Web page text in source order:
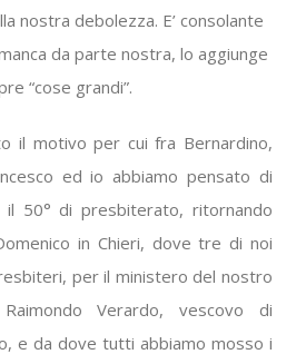
nostra debolezza. E’ consolante
da parte nostra, lo aggiunge
“cose grandi”.
il motivo per cui fra Bernardino,
ed io abbiamo pensato di
il 50° di presbiterato, ritornando
in Chieri, dove tre di noi
per il ministero del nostro
Verardo, vescovo di
e da dove tutti abbiamo mosso i